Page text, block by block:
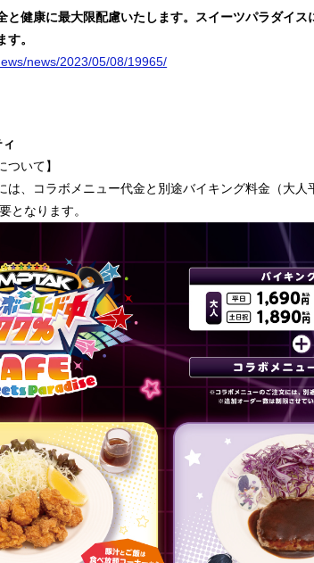
健康に最大限配慮いたします。スイーツパラダイス
。
news/2023/05/08/19965/
ついて】
、コラボメニュー代金と別途バイキング料金（大人
となります。